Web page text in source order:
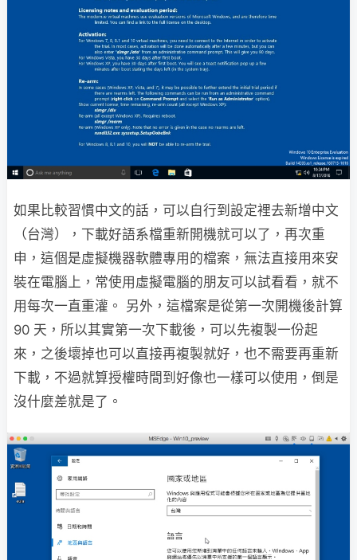
如果比較習慣中文的話，可以自行到設定裡去新增中文
（台灣），下載好語系檔重新開機就可以了，再次重
申，這個是虛擬機器軟體專用的檔案，無法直接用來安
裝在電腦上，常使用虛擬電腦的朋友可以試看看，就不
用每次一直重灌。 另外，這檔案是從第一次開機後計算
90 天，所以其實第一次下載後，可以先複製一份起
來，之後壞掉也可以直接再複製就好，也不需要再重新
下載，不過就算授權時間到好像也一樣可以使用，倒是
沒什麼差就是了。